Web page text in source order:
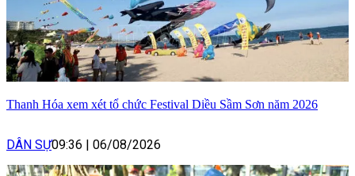
Thanh Hóa xem xét tổ chức Festival Diều Sầm Sơn năm 2026
DÂN SỰ09:36 06/08/2026